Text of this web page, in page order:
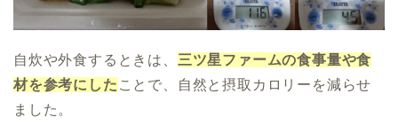
自炊や外食するときは、 三ツ星ファームの食事量や食
材を参考にした ことで、自然と摂取カロリーを減らせ
ました。